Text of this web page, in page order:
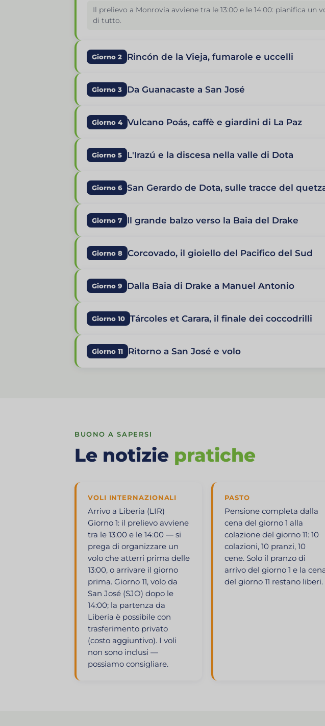
Il prelievo a Monrovia avviene tra le 13:00 e le 14:00: pianifica
di tutto.
Giorno 2 Rincón de la Vieja, fumarole e uccelli
Giorno 3 Da Guanacaste a San José
Giorno 4 Vulcano Poás, caffè e giardini di La Paz
Giorno 5 L'Irazú e la discesa nella valle di Dota
Giorno 6 San Gerardo de Dota, sulle tracce del
Giorno 7 Il grande balzo verso la Baia del Drake
Giorno 8 Corcovado, il gioiello del Pacifico del Sud
Giorno 9 Dalla Baia di Drake a Manuel Antonio
Giorno 10 Tárcoles et Carara, il finale dei coccodrilli
Giorno 11 Ritorno a San José e volo
BUONO A SAPERSI
Le notizie pratiche
VOLI INTERNAZIONALI
Arrivo a Liberia (LIR)
Giorno 1: il prelievo avviene
tra le 13:00 e le 14:00 — si
prega di organizzare un
volo che atterri prima delle
13:00, o arrivare il giorno
prima. Giorno 11, volo da
San José (SJO) dopo le
14:00; la partenza da
Liberia è possibile con
trasferimento privato
(costo aggiuntivo). I voli
non sono inclusi —
possiamo consigliare.
PASTO
Pensione completa dalla
cena del giorno 1 alla
colazione del giorno 11: 10
colazioni, 10 pranzi, 10
cene. Solo il pranzo di
arrivo del giorno 1 e la
del giorno 11 restano liberi.